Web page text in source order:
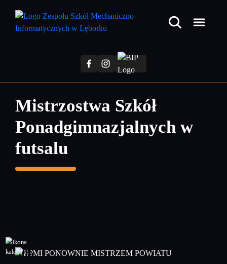
treści
Mistrzostwa Szkół
Ponadgimnazjalnych w
futsalu
06